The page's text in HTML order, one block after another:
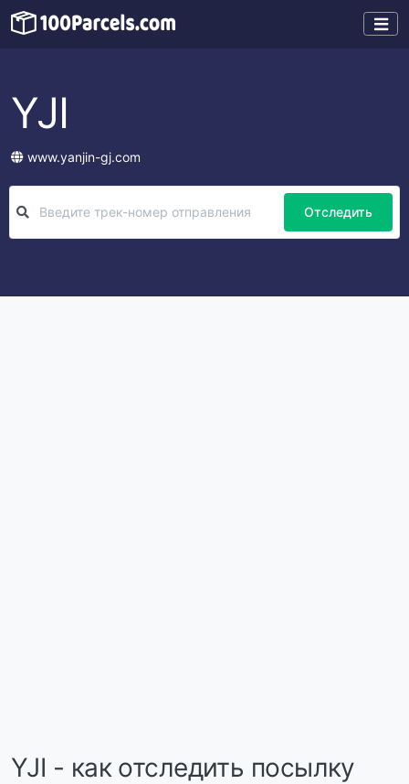
YJI
www.yanjin-gj.com
Отследить
YJI - как отследить посылку